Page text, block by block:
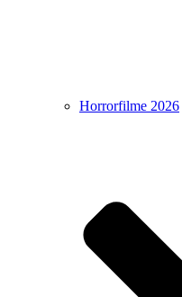
Horrorfilme 2026